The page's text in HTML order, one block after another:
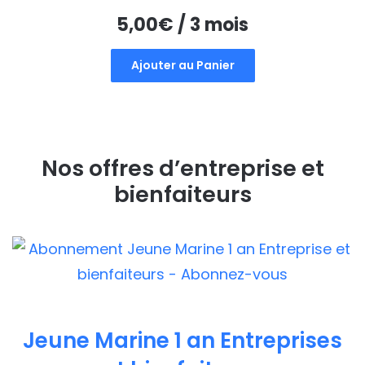
5,00€ / 3 mois
Ajouter au Panier
Nos offres d’entreprise et
bienfaiteurs
Jeune Marine 1 an Entreprises